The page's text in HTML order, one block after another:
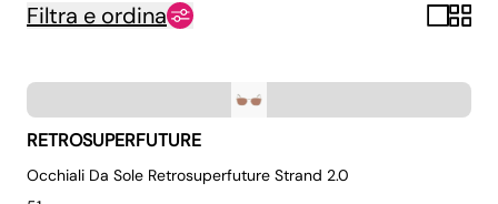
Filtra e ordina
RETROSUPERFUTURE
Occhiali Da Sole Retrosuperfuture Strand 2.0